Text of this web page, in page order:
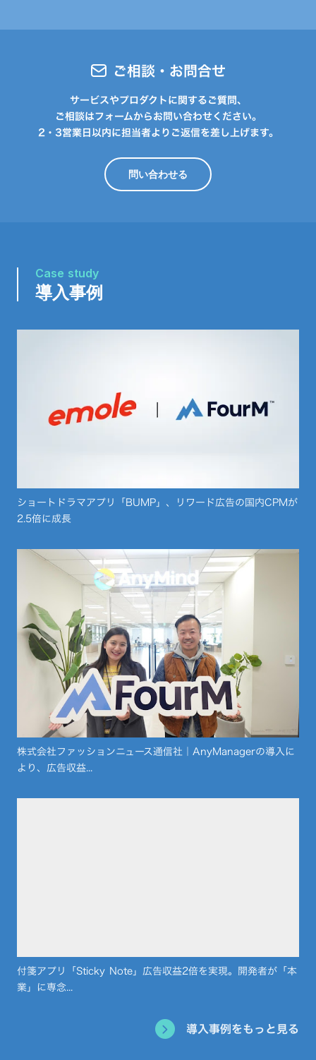
ご相談・お問合せ
サービスやプロダクトに関するご質問、
ご相談はフォームからお問い合わせください。
2・3営業日以内に担当者よりご返信を差し上げます。
問い合わせる
Case study
導入事例
ショートドラマアプリ「BUMP」、リワード広告の国内CPMが
2.5倍に成長
株式会社ファッションニュース通信社｜AnyManagerの導入に
より、広告収益...
付箋アプリ「Sticky Note」広告収益2倍を実現。開発者が「本
業」に専念...
導入事例をもっと見る